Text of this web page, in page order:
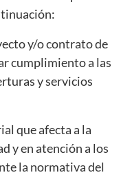
y/o contrato de
cumplimiento a las
y servicios
que afecta a la
y en atención a los
la normativa del